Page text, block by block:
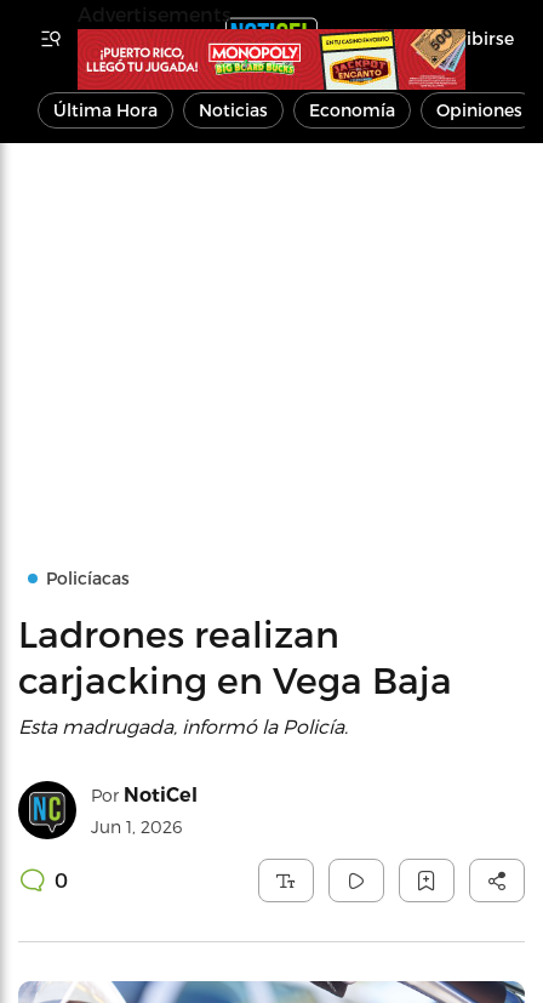
Inscribirse
Última Hora Noticias Economía Opiniones
Policíacas
Ladrones realizan
carjacking en Vega Baja
Esta madrugada, informó la Policía.
Por NotiCel
Jun 1, 2026
0
Advertisements